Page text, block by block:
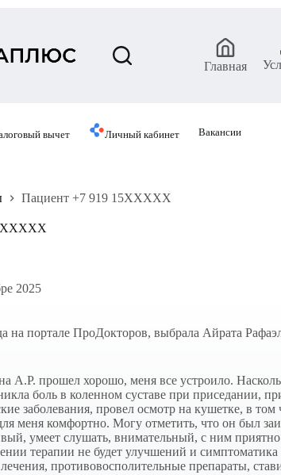
Главная
вычет Личный кабинет Вакансии
Пациент +7 919 15XXXXX
2025
на портале ПроДокторов, выбрала Айрата
А.Р. прошел хорошо, меня все устроило.
боль в коленном суставе при приседании,
заболевания, провел осмотр на кушетке, в
меня комфортно. Могу отметить, что он был
умеет слушать, внимательный, с ним
терапии не будет улучшений и симптоматика
противовосполительные препараты,